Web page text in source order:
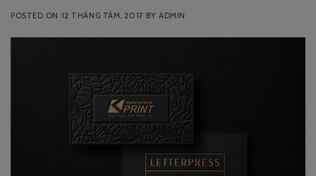
POSTED ON 12 THÁNG TÁM, 2017 BY ADMIN